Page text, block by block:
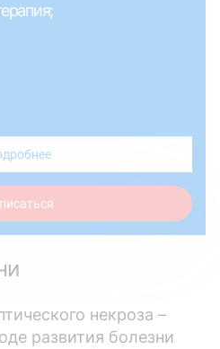
некроза –
развития болезни